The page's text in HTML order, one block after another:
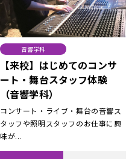
音響学科
【来校】はじめてのコンサ
ート・舞台スタッフ体験
（音響学科）
コンサート・ライブ・舞台の音響ス
タッフや照明スタッフのお仕事に興
味が...